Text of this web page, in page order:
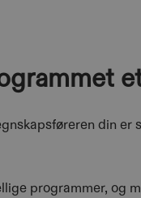
din er
programmer, og